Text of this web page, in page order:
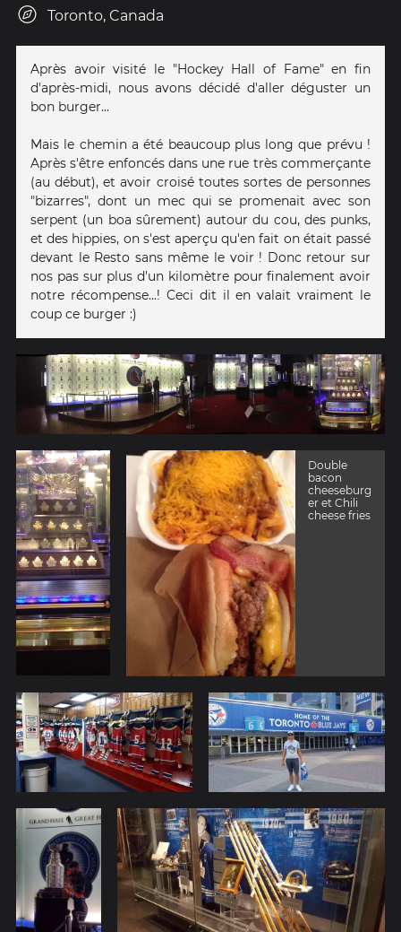
Toronto, Canada
Après avoir visité le "Hockey Hall of Fame" en fin
d'après-midi, nous avons décidé d'aller déguster un
bon burger...
Mais le chemin a été beaucoup plus long que prévu !
Après s'être enfoncés dans une rue très commerçante
(au début), et avoir croisé toutes sortes de personnes
"bizarres", dont un mec qui se promenait avec son
serpent (un boa sûrement) autour du cou, des punks,
et des hippies, on s'est aperçu qu'en fait on était passé
devant le Resto sans même le voir ! Donc retour sur
nos pas sur plus d'un kilomètre pour finalement avoir
notre récompense...! Ceci dit il en valait vraiment le
coup ce burger :)
Double
bacon
cheeseburg
er et Chili
cheese fries